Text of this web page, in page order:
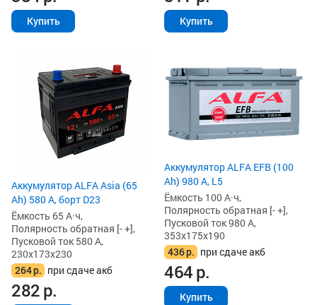
Купить Купить
Аккумулятор ALFA Asia (65
Ah) 580 А, борт D23
Ёмкость 65 А·ч,
Полярность обратная [- +],
Пусковой ток 580 А,
230x173x230
264р. при сдаче акб
282р.
Аккумулятор ALFA EFB (100
Ah) 980 А, L5
Ёмкость 100 А·ч,
Полярность обратная [- +],
Пусковой ток 980 А,
353x175x190
436р. при сдаче акб
464р.
Купить